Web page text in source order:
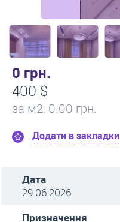
0 грн.
400 $
за м2: 0.00 грн.
Додати в закладки
Дата
29.06.2026
Призначення